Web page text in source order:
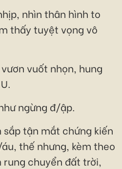
nhìn thân hình to
thấy tuyệt vọng vô
vuốt nhọn, hung
ngừng đ/ập.
sắp tận mắt chứng kiến
thế nhưng, kèm theo
chuyển đất trời,